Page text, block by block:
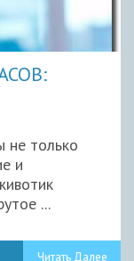
не только
и
...
Читать Далее